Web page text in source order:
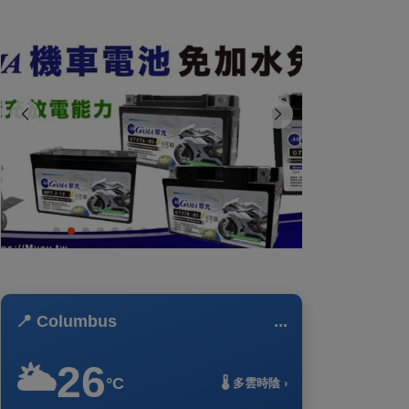
📍 Columbus ...
🌥️26°C 🌡️ 多雲時陰 ›